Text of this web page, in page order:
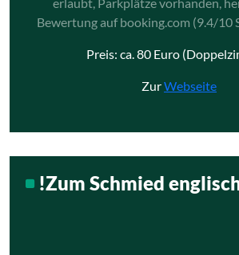
Bewertung auf booking.com (9.4/10
Preis: ca. 80 Euro
ZurWebseite
!Zum Schmied